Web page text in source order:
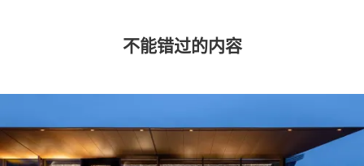
不能错过的内容